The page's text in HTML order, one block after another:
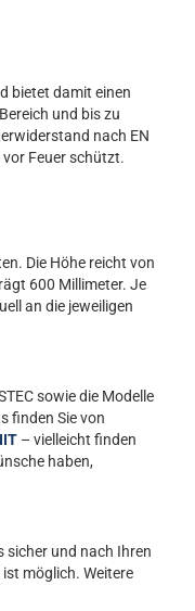
bietet damit einen
und bis zu
nach EN
Feuer schützt.
Die Höhe reicht von
600 Millimeter. Je
an die jeweiligen
sowie die Modelle
finden Sie von
– vielleicht finden
haben,
sicher und nach Ihren
möglich. Weitere